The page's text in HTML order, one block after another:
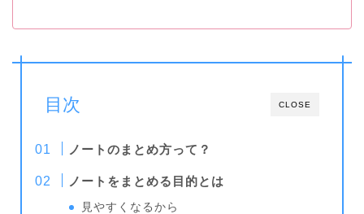
CLOSE
目次
ノートのまとめ方って？
ノートをまとめる目的とは
見やすくなるから